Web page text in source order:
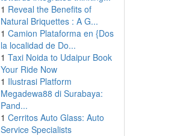
1 Reveal the Benefits of
Natural Briquettes : A G...
1 Camion Plataforma en {Dos
la localidad de Do...
1 Taxi Noida to Udaipur Book
Your Ride Now
1 Ilustrasi Platform
Megadewa88 di Surabaya:
Pand...
1 Cerritos Auto Glass: Auto
Service Specialists